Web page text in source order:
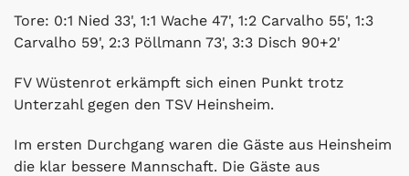
Tore: 0:1 Nied 33', 1:1 Wache 47', 1:2 Carvalho 55', 1:3
Carvalho 59', 2:3 Pöllmann 73', 3:3 Disch 90+2'
FV Wüstenrot erkämpft sich einen Punkt trotz
Unterzahl gegen den TSV Heinsheim.
Im ersten Durchgang waren die Gäste aus Heinsheim
die klar bessere Mannschaft. Die Gäste aus